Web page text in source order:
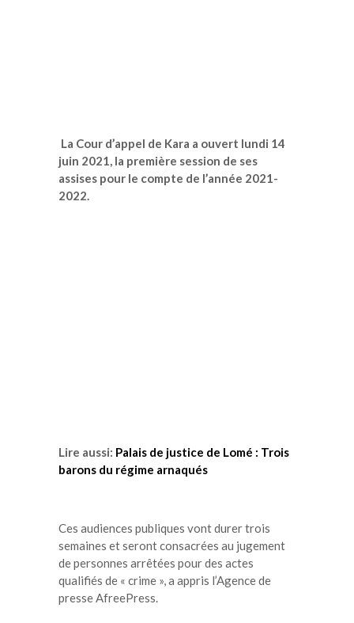
La Cour d’appel de Kara a ouvert lundi 14
juin 2021, la première session de ses
assises pour le compte de l’année 2021-
2022.
Lire aussi: Palais de justice de Lomé : Trois
barons du régime arnaqués
Ces audiences publiques vont durer trois
semaines et seront consacrées au jugement
de personnes arrêtées pour des actes
qualifiés de « crime », a appris l’Agence de
presse AfreePress.